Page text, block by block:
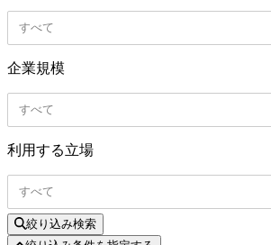
すべて
企業規模
すべて
利用する立場
すべて
絞り込み検索